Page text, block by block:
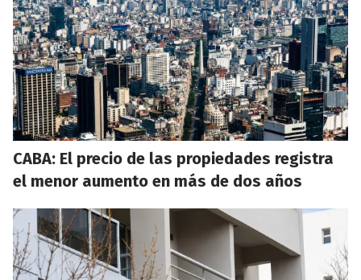
CABA: El precio de las propiedades registra
el menor aumento en más de dos años